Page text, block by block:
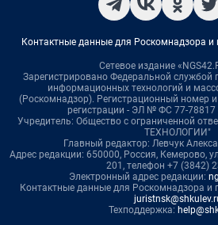
Контактные данные для Роскомнадзора и
Сетевое издание
Зарегистрировано Федеральной службой
информационных технологий и
(Роскомнадзор). Регистрационный номер
регистрации - ЭЛ № ФС 77-78817
Учредитель: Общество с ограниченной
ТЕХНОЛОГИИ"
Главный редактор: Левчук
Адрес редакции: 650000, Россия, Кемерово,
201, телефон +7 (3842)
Электронный адрес редакции:
Контактные данные для Роскомнадзора и
Техподдержка: